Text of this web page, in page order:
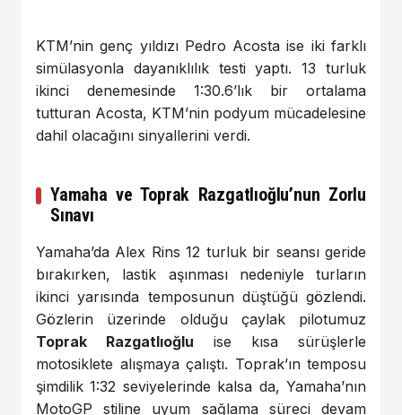
KTM’nin genç yıldızı Pedro Acosta ise iki farklı
simülasyonla dayanıklılık testi yaptı. 13 turluk
ikinci denemesinde 1:30.6’lık bir ortalama
tutturan Acosta, KTM’nin podyum mücadelesine
dahil olacağını sinyallerini verdi.
Yamaha ve Toprak Razgatlıoğlu’nun Zorlu
Sınavı
Yamaha’da Alex Rins 12 turluk bir seansı geride
bırakırken, lastik aşınması nedeniyle turların
ikinci yarısında temposunun düştüğü gözlendi.
Gözlerin üzerinde olduğu çaylak pilotumuz
Toprak Razgatlıoğlu ise kısa sürüşlerle
motosiklete alışmaya çalıştı. Toprak’ın temposu
şimdilik 1:32 seviyelerinde kalsa da, Yamaha’nın
MotoGP stiline uyum sağlama süreci devam